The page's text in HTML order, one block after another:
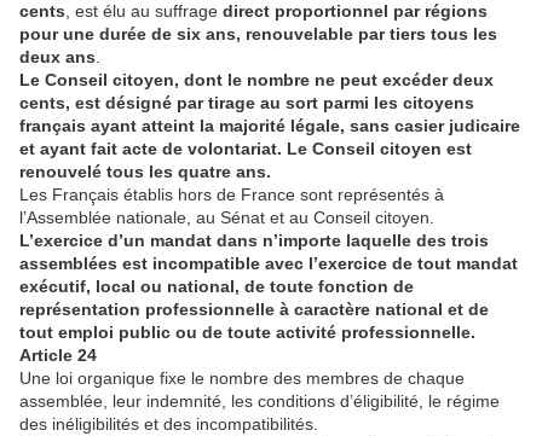
cents , est élu au suffrage direct proportionnel par régions
pour une durée de six ans, renouvelable par tiers tous les
deux ans
Le Conseil citoyen, dont le nombre ne peut excéder deux
cents, est désigné par tirage au sort parmi les citoyens
français ayant atteint la majorité légale, sans casier judicaire
et ayant fait acte de volontariat. Le Conseil citoyen est
renouvelé tous les quatre ans.
Les Français établis hors de France sont représentés à
l’Assemblée nationale, au Sénat et au Conseil citoyen.
L’exercice d’un mandat dans n’importe laquelle des trois
assemblées est incompatible avec l’exercice de tout mandat
exécutif, local ou national, de toute fonction de
représentation professionnelle à caractère national et de
tout emploi public ou de toute activité professionnelle.
Article 24
Une loi organique fixe le nombre des membres de chaque
assemblée, leur indemnité, les conditions d’éligibilité, le régime
des inéligibilités et des incompatibilités.